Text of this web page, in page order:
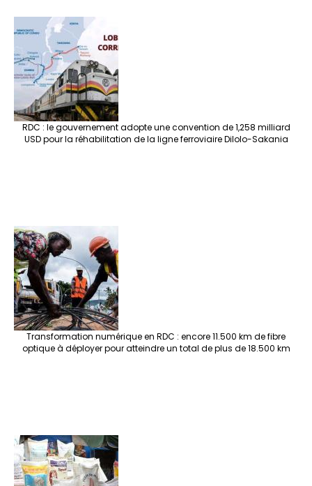
RDC : le gouvernement adopte une convention de 1,258 milliard
USD pour la réhabilitation de la ligne ferroviaire Dilolo-Sakania
Transformation numérique en RDC : encore 11.500 km de fibre
optique à déployer pour atteindre un total de plus de 18.500 km